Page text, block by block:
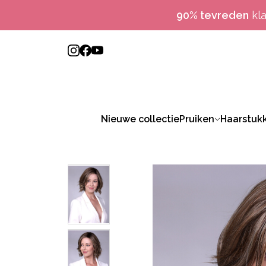
90% tevreden
Nieuwe collectiePruiken